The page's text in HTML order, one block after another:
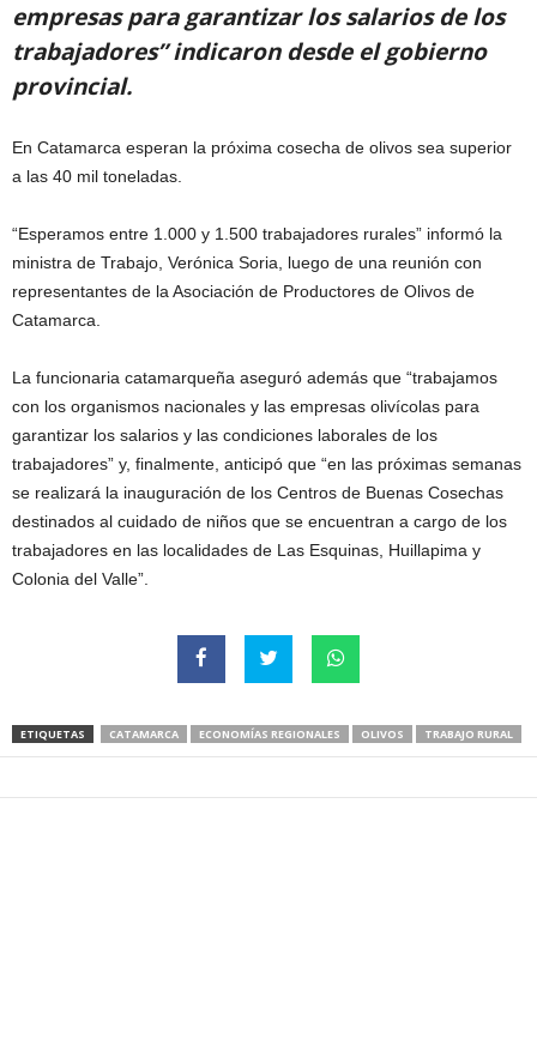
empresas para garantizar los salarios de los
trabajadores” indicaron desde el gobierno
provincial.
En Catamarca esperan la próxima cosecha de olivos sea superior
a las 40 mil toneladas.
“Esperamos entre 1.000 y 1.500 trabajadores rurales” informó la
ministra de Trabajo, Verónica Soria, luego de una reunión con
representantes de la Asociación de Productores de Olivos de
Catamarca.
La funcionaria catamarqueña aseguró además que “trabajamos
con los organismos nacionales y las empresas olivícolas para
garantizar los salarios y las condiciones laborales de los
trabajadores” y, finalmente, anticipó que “en las próximas semanas
se realizará la inauguración de los Centros de Buenas Cosechas
destinados al cuidado de niños que se encuentran a cargo de los
trabajadores en las localidades de Las Esquinas, Huillapima y
Colonia del Valle”.
ETIQUETAS CATAMARCA ECONOMÍAS REGIONALES OLIVOS TRABAJO RURAL